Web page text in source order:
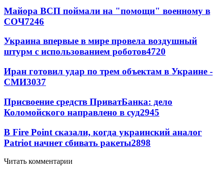
Майора ВСП поймали на "помощи" военному в
СОЧ7246
Украина впервые в мире провела воздушный
штурм с использованием роботов4720
Иран готовил удар по трем объектам в Украине -
СМИ3037
Присвоение средств ПриватБанка: дело
Коломойского направлено в суд2945
В Fire Point сказали, когда украинский аналог
Patriot начнет сбивать ракеты2898
Читать комментарии